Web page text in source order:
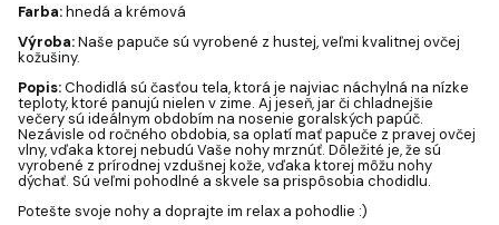
Farba:hnedá a krémová
Výroba:Naše papuče sú vyrobené z hustej, veľmi kvalitnej ovčej
kožušiny.
Popis:Chodidlá sú časťou tela, ktorá je najviac náchylná na nízke
teploty, ktoré panujú nielen v zime. Aj jeseň, jar či chladnejšie
večery sú ideálnym obdobím na nosenie goralských papúč.
Nezávisle od ročného obdobia, sa oplatí mať papuče z pravej ovčej
vlny, vďaka ktorej nebudú Vaše nohy mrznúť. Dôležité je, že sú
vyrobené z prírodnej vzdušnej kože, vďaka ktorej môžu nohy
dýchať. Sú veľmi pohodlné a skvele sa prispôsobia chodidlu.
Potešte svoje nohy a doprajte im relax a pohodlie :)